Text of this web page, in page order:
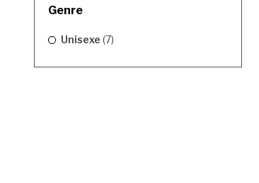
Genre
Unisexe (7)